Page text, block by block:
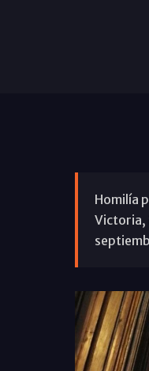
Homilía
Victoria,